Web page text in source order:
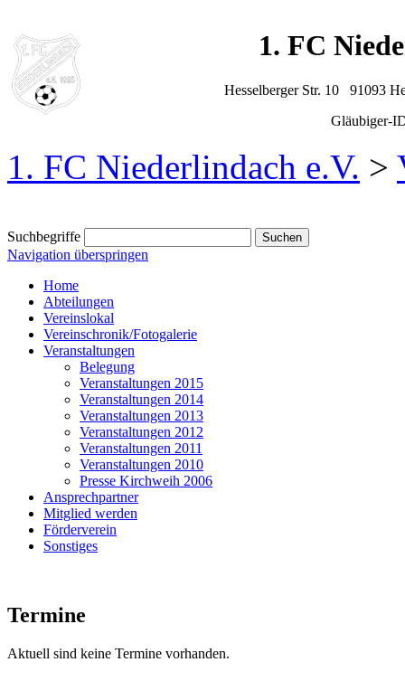
1. FC
Hesselberger Str. 10 91093
Gläubiger-
1. FC Niederlindach e.V. >
Suchbegriffe
Navigation überspringen
Home
Abteilungen
Vereinslokal
Vereinschronik/Fotogalerie
Veranstaltungen
Belegung
Veranstaltungen 2015
Veranstaltungen 2014
Veranstaltungen 2013
Veranstaltungen 2012
Veranstaltungen 2011
Veranstaltungen 2010
Presse Kirchweih 2006
Ansprechpartner
Mitglied werden
Förderverein
Sonstiges
Termine
Aktuell sind keine Termine vorhanden.